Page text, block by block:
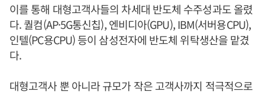
이를 통해 대형고객사들의 차세대 반도체 수주성과도 올렸
다. 퀄컴(AP·5G통신칩), 엔비디아(GPU), IBM(서버용CPU),
인텔(PC용CPU) 등이 삼성전자에 반도체 위탁생산을 맡겼
다.
대형고객사 뿐 아니라 규모가 작은 고객사까지 적극적으로